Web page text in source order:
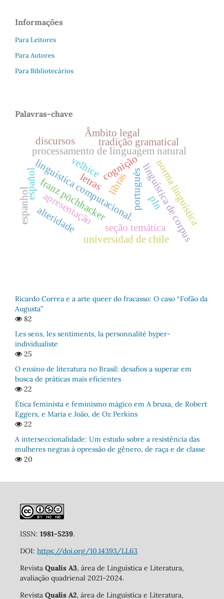
Informações
Para Leitores
Para Autores
Para Bibliotecários
Palavras-chave
linguística de corpus
processamento de linguagem natural
linguística computacional.
letras
apresentação
seção temática
cognição
universidad de chile
portugués
español
tradição gramatical
norma linguística
espanhol
Âmbito legal
franz pöchhackerlibras
pln
velhice
alteridade
discursos
Ricardo Correa e a arte queer do fracasso: O caso “Fofão da
Augusta”
82
Les sens, les sentiments, la personnalité hyper-
individualiste
25
O ensino de literatura no Brasil: desafios a superar em
busca de práticas mais eficientes
22
Ética feminista e feminismo mágico em A bruxa, de Robert
Eggers, e Maria e João, de Oz Perkins
22
A interseccionalidade: Um estudo sobre a resistência das
mulheres negras à opressão de gênero, de raça e de classe
20
ISSN: 1981-5239.
DOI: https://doi.org/10.14393/LL63
Revista Qualis A3, área de Linguística e Literatura,
avaliação quadrienal 2021-2024.
Revista Qualis A2, área de Linguística e Literatura,